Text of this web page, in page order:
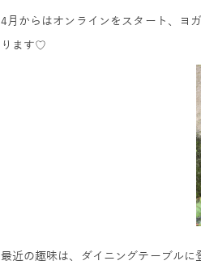
4月からはオンラインをスタート、ヨ
ります♡
最近の趣味は、ダイニングテーブルに